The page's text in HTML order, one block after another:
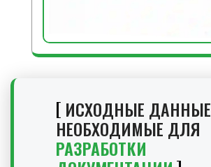
ИСХОДНЫЕ ДАННЫЕ
НЕОБХОДИМЫЕ ДЛЯ
РАЗРАБОТКИ